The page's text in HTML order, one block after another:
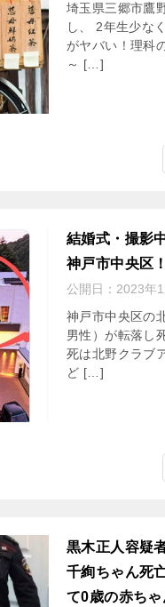
埼玉県三郷市鷹
し、 2年生少な
がヤバい！理科
～ […]
結婚式・撮影
神戸市中央区
公開日： 2023年
神戸市中央区の
男性）が転落し
死は北野クラブ
ど […]
黒木正人容疑
千絢ちゃん死
て0歳の赤ちゃ